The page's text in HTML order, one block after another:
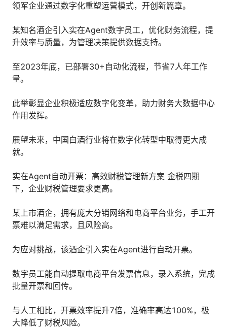
订单生成 | 库存管控 | 物流监控 | 风险监测
司法
人才数字化
智能票据 | 自动报税 | 自动存单 | 智能审计
领军企业通过数字化重塑运营模式，开创新篇章。
某知名酒企引入实在Agent数字员工，优化财务流程，提
升效率与质量，为管理决策提供数据支持。
至2023年底，已部署30+自动化流程，节省7人年工作
量。
此举彰显企业积极适应数字化变革，助力财务大数据中心
作用发挥。
展望未来，中国白酒行业将在数字化转型中取得更大成
就。
实在Agent自动开票：高效财税管理新方案 金税四期
下，企业财税管理要求更高。
某上市酒企，拥有庞大分销网络和电商平台业务，手工开
票难以满足需求，且风险高。
为应对挑战，该酒企引入实在Agent进行自动开票。
数字员工能自动提取电商平台发票信息，录入系统，完成
批量开票和回传。
与人工相比，开票效率提升7倍，准确率高达100%，极
大降低了财税风险。